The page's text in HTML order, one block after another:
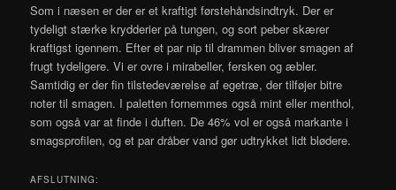
Som i næsen er der er et kraftigt førstehåndsindtryk. Der er
tydeligt stærke krydderier på tungen, og sort peber skærer
kraftigst igennem. Efter et par nip til drammen bliver smagen af
frugt tydeligere. Vi er ovre i mirabeller, fersken og æbler.
Samtidig er der fin tilstedeværelse af egetræ, der tilføjer bitre
noter til smagen. I paletten fornemmes også mint eller menthol,
som også var at finde i duften. De 46% vol er også markante i
smagsprofilen, og et par dråber vand gør udtrykket lidt blødere.
AFSLUTNING: